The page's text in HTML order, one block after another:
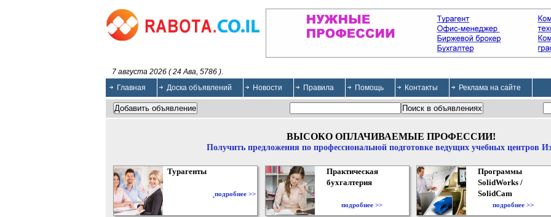
7 августа 2026 ( 24 Ава, 5786 ).
Главная
Доска объявлений Новости Правила Помощь Контакты Реклама на сайте
ВЫСОКО ОПЛАЧИВАЕМЫЕ ПРОФЕССИИ!
Получить предложения по профессиональной подготовке ведущих учебных центров
Турагенты
подробнее >>
Практическая
бухгалтерия
подробнее >>
Программы
SolidWorks /
SolidCam
подробнее >>